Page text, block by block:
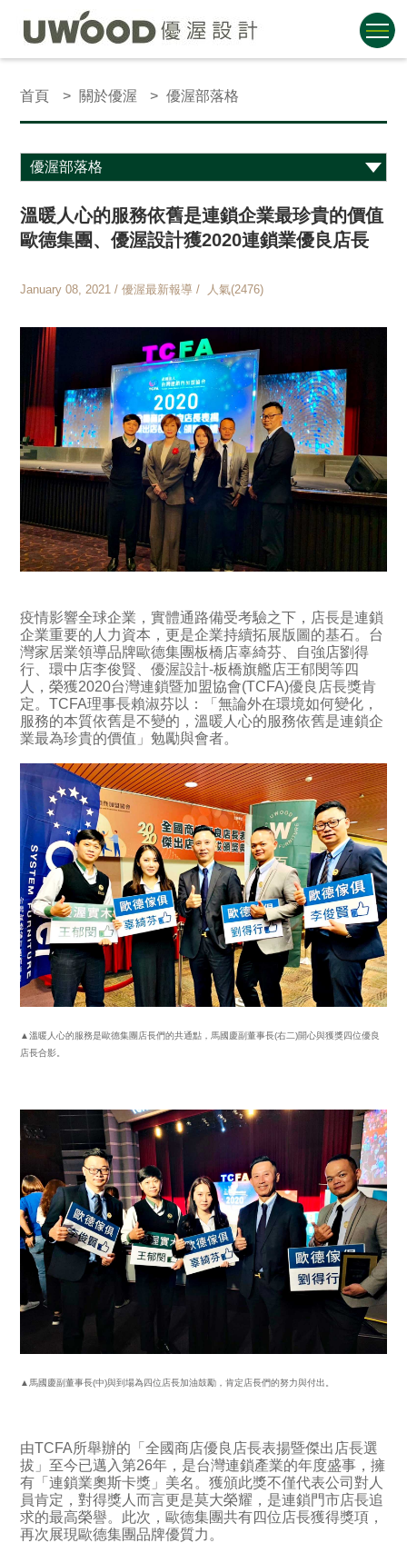
首頁 關於優渥 優渥部落格
溫暖人心的服務依舊是連鎖企業最珍貴的價值
歐德集團、優渥設計獲2020連鎖業優良店長
January 08, 2021 / 優渥最新報導 / 人氣(2476)
疫情影響全球企業，實體通路備受考驗之下，店長是連鎖
企業重要的人力資本，更是企業持續拓展版圖的基石。台
灣家居業領導品牌歐德集團板橋店辜綺芬、自強店劉得
行、環中店李俊賢、優渥設計-板橋旗艦店王郁閔等四
人，榮獲2020台灣連鎖暨加盟協會(TCFA)優良店長獎肯
定。TCFA理事長賴淑芬以：「無論外在環境如何變化，
服務的本質依舊是不變的，溫暖人心的服務依舊是連鎖企
業最為珍貴的價值」勉勵與會者。
▲溫暖人心的服務是歐德集團店長們的共通點，馬國慶副董事長(右二)開心與獲獎四位優良
店長合影。
▲馬國慶副董事長(中)與到場為四位店長加油鼓勵，肯定店長們的努力與付出。
由TCFA所舉辦的「全國商店優良店長表揚暨傑出店長選
拔」至今已邁入第26年，是台灣連鎖產業的年度盛事，擁
有「連鎖業奧斯卡獎」美名。獲頒此獎不僅代表公司對人
員肯定，對得獎人而言更是莫大榮耀，是連鎖門市店長追
求的最高榮譽。此次，歐德集團共有四位店長獲得獎項，
再次展現歐德集團品牌優質力。